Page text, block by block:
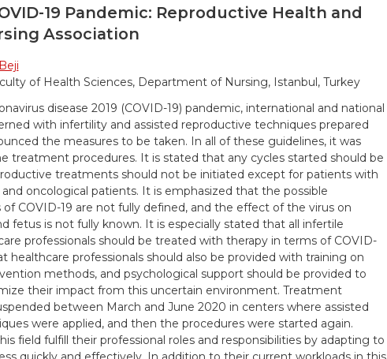
19 Pandemic: Reproductive Health and
Association
of Health Sciences, Department of Nursing, Istanbul, Turkey
disease 2019 (COVID-19) pandemic, international and national
with infertility and assisted reproductive techniques prepared
the measures to be taken. In all of these guidelines, it was
treatment procedures. It is stated that any cycles started should be
treatments should not be initiated except for patients with
and oncological patients. It is emphasized that the possible
COVID-19 are not fully defined, and the effect of the virus on
fetus is not fully known. It is especially stated that all infertile
professionals should be treated with therapy in terms of COVID-
healthcare professionals should also be provided with training on
methods, and psychological support should be provided to
their impact from this uncertain environment. Treatment
between March and June 2020 in centers where assisted
were applied, and then the procedures were started again.
field fulfill their professional roles and responsibilities by adapting to